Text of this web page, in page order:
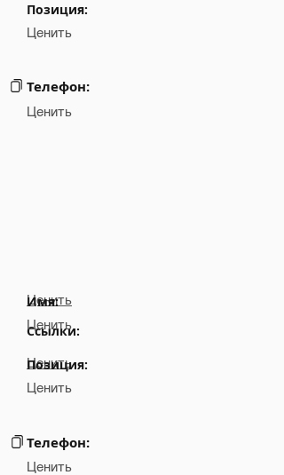
Позиция:
Ценить
Телефон:
Ценить
Ценить
Ссылки:
Ценить
Имя:
Ценить
Позиция:
Ценить
Телефон:
Ценить